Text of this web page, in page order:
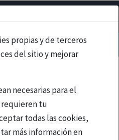
propias y de terceros
del sitio y mejorar
necesarias para el
tu
todas las cookies,
más información en